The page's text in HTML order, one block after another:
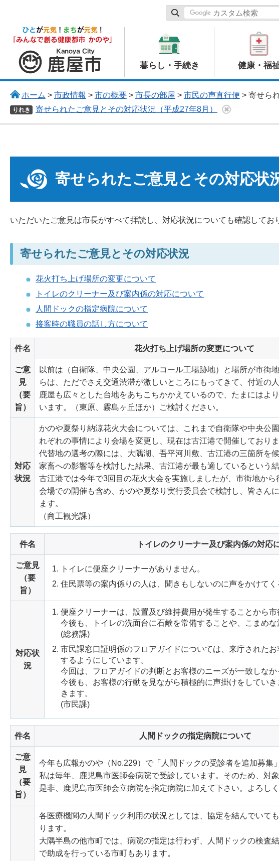
鹿屋市
暮らし・手続き 健康・福
ホーム > 市政情報 > 市の概要> 市長の部屋 > 市民の声直行便 > 寄せら
りれき 寄せられたご意見とその対応状況（平成27年8月）
寄せられたご意見とその対応状
いただいたご意見は市長がすべて拝読し、対応状況についても確認してお
寄せられたご意見とその対応状況
花火打ち上げ場所の変更について
トイレのクリーナー及び案内係の対応について
人間ドックの指定病院について
接客時の職員の話し方について
件名 花火打ち上げ場所の変更について
ご意
見
（要
旨）
以前は（自衛隊、中央公園、アルコール工場跡地）と場所が市街
らは、ただでさえ交通渋滞が激しいところにもってきて、付近の
鹿屋も広々とした台地をあちこちかかえているので、たまにはよ
います。（東原、霧島ヶ丘ほか）ご検討ください。
対応
状況
かのや夏祭り納涼花火大会については、これまで自衛隊や中央公
れぞれの事情により会場を変更し、現在は古江港で開催しておりま
代替地の選考の際には、大隅湖、吾平河川敷、古江港の三箇所を
家畜への影響等を検討した結果、古江港が最も適しているという結
古江港では今年で3回目の花火大会を実施しましたが、市街地か
会場での開催も含め、かのや夏祭り実行委員会で検討し、皆さん
ます。
（商工観光課）
件名 トイレのクリーナー及び案内係の対応
ご意見
（要
旨）
トイレに便座クリーナーがありません。
住民票等の案内係りの人は、聞きもしないのに声をかけて
対応状
況
便座クリーナーは、設置及び維持費用が発生することから
今後も、トイレの洗面台に石鹸を常備することや、こまめ
(総務課)
市民課窓口証明係のフロアガイドについては、来庁された
するようにしています。
今回は、フロアガイドの判断とお客様のニーズが一致しなか
今後も、お客様の行動を見ながら積極的に声掛けをしてい
きます。
(市民課)
件名 人間ドックの指定病院について
ご意
見
（要
旨）
今年も広報かのや（No.229）で「人間ドックの受診者を追加募集
私は毎年、鹿児島市医師会病院で受診しています。そのため、対象
是非、鹿児島市医師会立病院を指定病院に加えて下さい。よろし
各医療機関の人間ドック利用の状況としては、協定を結んでいて
ります。
大隅半島の他市町では、病院の指定は行わず、人間ドックの検査
で助成を行っている市町もあります。